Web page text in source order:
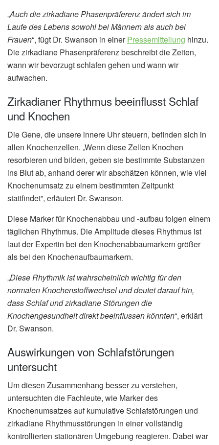
„Auch die zirkadiane Phasenpräferenz ändert sich im
Laufe des Lebens sowohl bei Männern als auch bei
Frauen“, fügt Dr. Swanson in einerPressemitteilung hinzu.
Die zirkadiane Phasenpräferenz beschreibt die Zeiten,
wann wir bevorzugt schlafen gehen und wann wir
aufwachen.
Zirkadianer Rhythmus beeinflusst Schlaf
und Knochen
Die Gene, die unsere innere Uhr steuern, befinden sich in
allen Knochenzellen. „Wenn diese Zellen Knochen
resorbieren und bilden, geben sie bestimmte Substanzen
ins Blut ab, anhand derer wir abschätzen können, wie viel
Knochenumsatz zu einem bestimmten Zeitpunkt
stattfindet”, erläutert Dr. Swanson.
Diese Marker für Knochenabbau und -aufbau folgen einem
täglichen Rhythmus. Die Amplitude dieses Rhythmus ist
laut der Expertin bei den Knochenabbaumarkern größer
als bei den Knochenaufbaumarkern.
„Diese Rhythmik ist wahrscheinlich wichtig für den
normalen Knochenstoffwechsel und deutet darauf hin,
dass Schlaf und zirkadiane Störungen die
Knochengesundheit direkt beeinflussen könnten“, erklärt
Dr. Swanson.
Auswirkungen von Schlafstörungen
untersucht
Um diesen Zusammenhang besser zu verstehen,
untersuchten die Fachleute, wie Marker des
Knochenumsatzes auf kumulative Schlafstörungen und
zirkadiane Rhythmusstörungen in einer vollständig
kontrollierten stationären Umgebung reagieren. Dabei war